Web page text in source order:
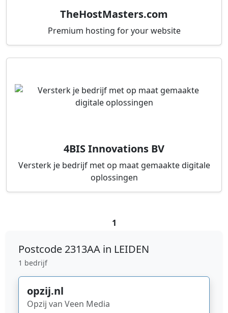
TheHostMasters.com
Premium hosting for your website
4BIS Innovations BV
Versterk je bedrijf met op maat gemaakte digitale
oplossingen
1
Postcode 2313AA in LEIDEN
1 bedrijf
opzij.nl
Opzij van Veen Media